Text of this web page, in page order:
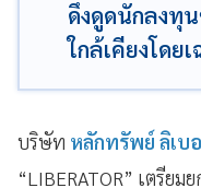
ดึงดูดนักลงทุ
ใกล้เคียงโดย
บริษัท หลักทรัพย์ ลิเบ
“LIBERATOR” เตรียม